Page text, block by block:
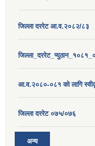
जिल्ला दररेट आ.व.२०८२/८३
आ.व.२०८०-०८१ को लागि
जिल्ला दररेट ०७५/०७६
अन्य